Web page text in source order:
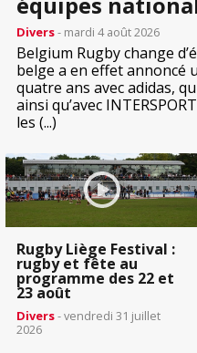
Divers- mardi 4 août 2026
Belgium Rugby change
belge a en effet annoncé
quatre ans avec adidas,
ainsi qu’avec
les (...)
Rugby Liège Festival :
rugby et fête au
programme des 22 et
23 août
Divers- vendredi 31 juillet
2026